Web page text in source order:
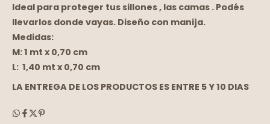
Ideal para proteger tus sillones , las camas . Podés
llevarlos donde vayas. Diseño con manija.
Medidas:
M: 1 mt x 0,70 cm
L: 1,40 mt x 0,70 cm
LA ENTREGA DE LOS PRODUCTOS ES ENTRE 5 Y 10 DIAS